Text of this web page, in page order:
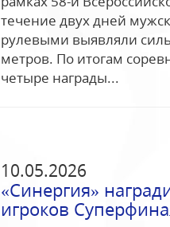
течение двух дней
рулевыми выявляли
метров. По итогам
четыре награды...
10.05.2026
«Синергия»
игроков